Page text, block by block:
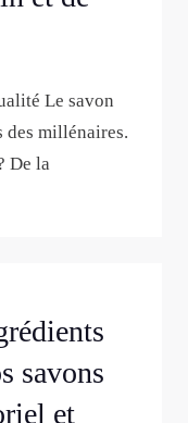
Le savon
millénaires.
De la
savons
et